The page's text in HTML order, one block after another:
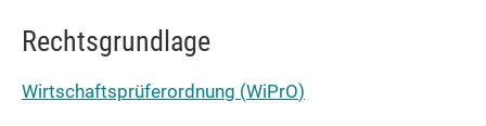
Rechtsgrundlage
Wirtschaftsprüferordnung (WiPrO)